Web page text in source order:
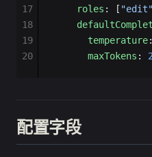
    roles
: [ "edit"
      temperature
      maxTokens
:
17
18
19
20
配置字段